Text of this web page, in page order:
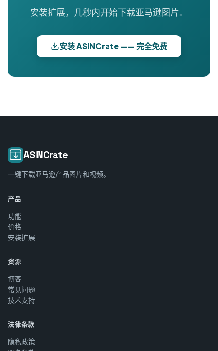
安装扩展，几秒内开始下载亚马逊图片。
安装 ASINCrate —— 完全免费
ASINCrate
一键下载亚马逊产品图片和视频。
产品
功能
价格
安装扩展
资源
博客
常见问题
技术支持
法律条款
隐私政策